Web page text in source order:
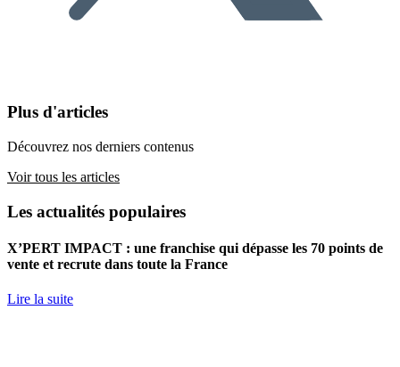
Plus d'articles
Découvrez nos derniers contenus
Voir tous les articles
Les actualités populaires
X’PERT IMPACT : une franchise qui dépasse les 70 points de
vente et recrute dans toute la France
Lire la suite